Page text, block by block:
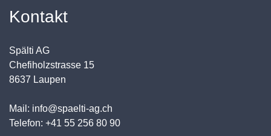
Kontakt
Spälti AG
Chefiholzstrasse 15
8637 Laupen
Mail: info@spaelti-ag.ch
Telefon: +41 55 256 80 90